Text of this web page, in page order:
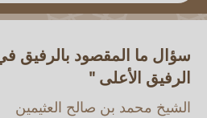
سؤال ما المقصود بالرفيق
الرفيق الأعلى "
الشيخ محمد بن صالح العثيمين